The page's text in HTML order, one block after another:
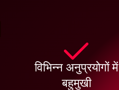
विभिन्न अनुप्रयोगों में
बहुमुखी